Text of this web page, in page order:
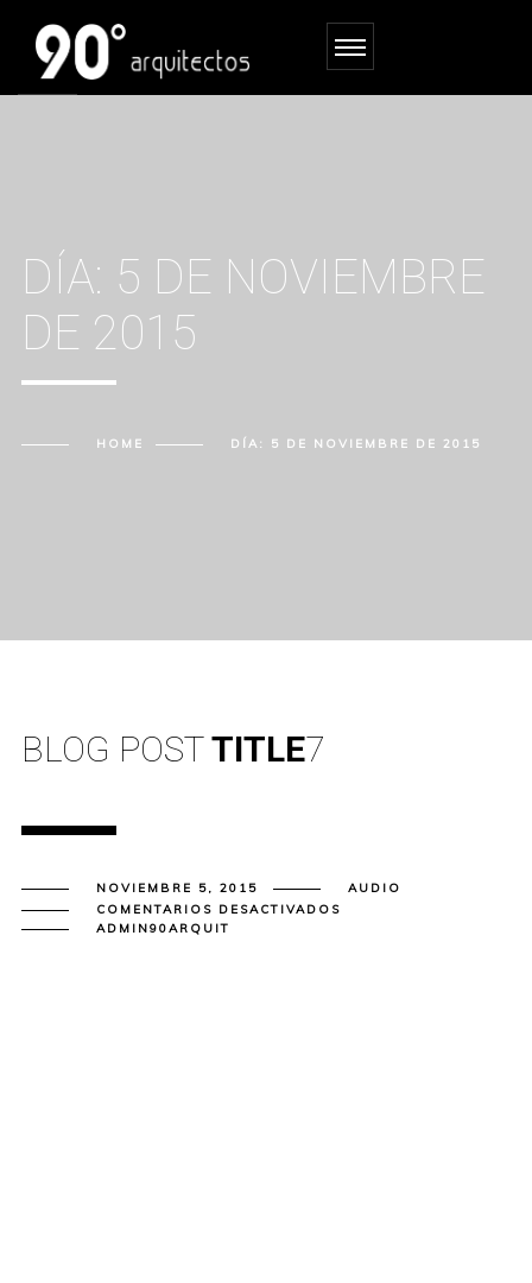
DÍA: 5 DE NOVIEMBRE
DE 2015
HOME DÍA: 5 DE NOVIEMBRE DE 2015
BLOG POSTTITLE7
NOVIEMBRE 5, 2015
AUDIO
COMENTARIOS DESACTIVADOSEN
ADMIN90ARQUIT